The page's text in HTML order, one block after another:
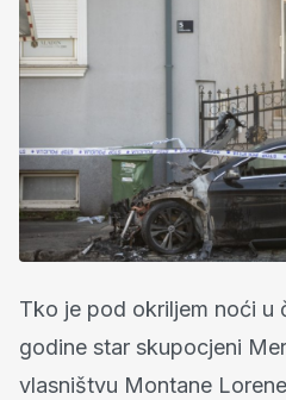
Tko je pod okriljem noći u
godine star skupocjeni
vlasništvu Montane